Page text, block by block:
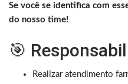
Se você se identifica com
do nosso time!
🎯
Realizar atendimento